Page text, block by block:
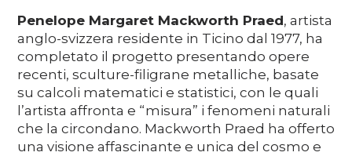
Penelope Margaret Mackworth Praed, artista
anglo-svizzera residente in Ticino dal 1977, ha
completato il progetto presentando opere
recenti, sculture-filigrane metalliche, basate
su calcoli matematici e statistici, con le quali
l’artista affronta e “misura” i fenomeni naturali
che la circondano. Mackworth Praed ha offerto
una visione affascinante e unica del cosmo e